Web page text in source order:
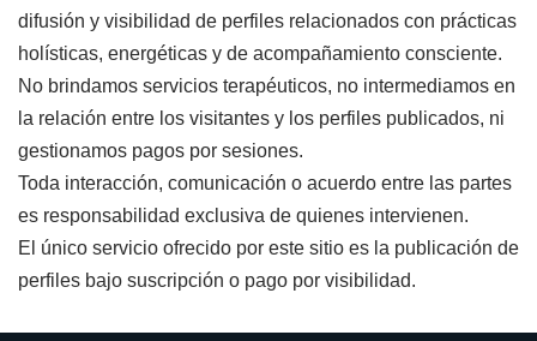
difusión y visibilidad de perfiles relacionados con prácticas
holísticas, energéticas y de acompañamiento consciente.
No brindamos servicios terapéuticos, no intermediamos en
la relación entre los visitantes y los perfiles publicados, ni
gestionamos pagos por sesiones.
Toda interacción, comunicación o acuerdo entre las partes
es responsabilidad exclusiva de quienes intervienen.
El único servicio ofrecido por este sitio es la publicación de
perfiles bajo suscripción o pago por visibilidad.